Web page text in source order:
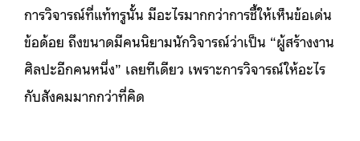
การวิจารณ์ที่แท้ทรูนั้น มีอะไรมากกว่าการชี้ให้เห็นข้อเด่น
ข้อด้อย ถึงขนาดมีคนนิยามนักวิจารณ์ว่าเป็น “ผู้สร้างงาน
ศิลปะอีกคนหนึ่ง” เลยทีเดียว เพราะการวิจารณ์ให้อะไร
กับสังคมมากกว่าที่คิด